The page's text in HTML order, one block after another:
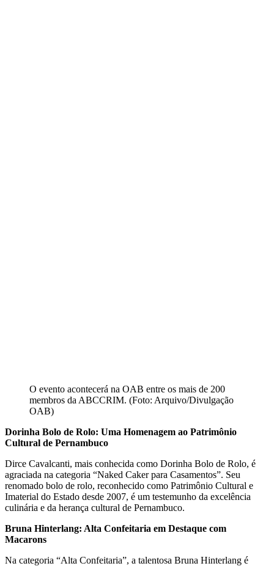
O evento acontecerá na OAB entre os mais de 200
membros da ABCCRIM. (Foto: Arquivo/Divulgação
OAB)
Dorinha Bolo de Rolo: Uma Homenagem ao Patrimônio
Cultural de Pernambuco
Dirce Cavalcanti, mais conhecida como Dorinha Bolo de Rolo, é
agraciada na categoria “Naked Caker para Casamentos”. Seu
renomado bolo de rolo, reconhecido como Patrimônio Cultural e
Imaterial do Estado desde 2007, é um testemunho da excelência
culinária e da herança cultural de Pernambuco.
Bruna Hinterlang: Alta Confeitaria em Destaque com
Macarons
Na categoria “Alta Confeitaria”, a talentosa Bruna Hinterlang é